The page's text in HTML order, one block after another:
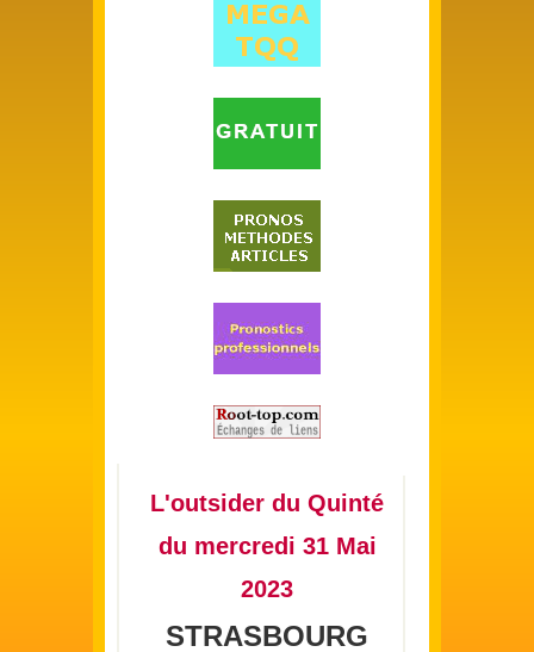
L'outsider du Quinté
du mercredi 31 Mai
2023
STRASBOURG